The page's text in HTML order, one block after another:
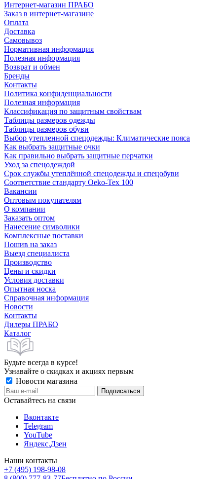
Интернет-магазин ПРАБО
Заказ в интернет-магазине
Оплата
Доставка
Самовывоз
Нормативная информация
Полезная информация
Возврат и обмен
Бренды
Контакты
Политика конфиденциальности
Полезная информация
Классификация по защитным свойствам
Таблицы размеров одежды
Таблицы размеров обуви
Выбор утепленной спецодежды: Климатические пояса
Как выбрать защитные очки
Как правильно выбрать защитные перчатки
Уход за спецодеждой
Срок службы утеплённой спецодежды и спецобуви
Соответствие стандарту Oeko-Tex 100
Вакансии
Оптовым покупателям
О компании
Заказать оптом
Нанесение символики
Комплексные поставки
Пошив на заказ
Выезд специалиста
Производство
Цены и скидки
Условия доставки
Опытная носка
Справочная информация
Новости
Контакты
Дилеры ПРАБО
Каталог
Будьте всегда в курсе!
Узнавайте о скидках и акциях первым
Новости магазина
Оставайтесь на связи
Вконтакте
Telegram
YouTube
Яндекс.Дзен
Наши контакты
+7 (495) 198-98-08